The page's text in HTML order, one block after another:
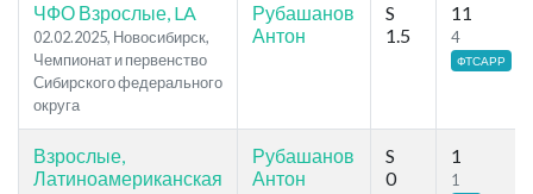
ЧФО Взрослые, LA
02.02.2025, Новосибирск,
Чемпионат и первенство
Сибирского федерального
округа
Рубашанов
Антон
S
1.5
11
4
ФТСАРР
Взрослые,
Латиноамериканская
Рубашанов
Антон
S
0
1
1